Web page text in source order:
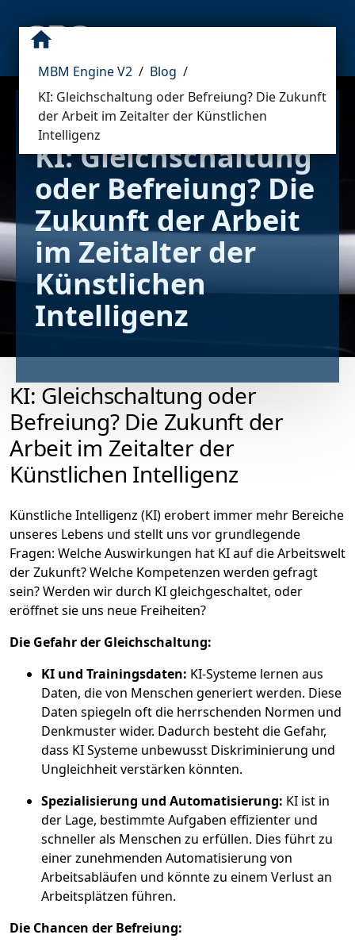
MBM Engine V2 / Blog /
KI: Gleichschaltung oder Befreiung? Die Zukunft
der Arbeit im Zeitalter der Künstlichen
Intelligenz
KI: Gleichschaltung
oder Befreiung? Die
Zukunft der Arbeit
im Zeitalter der
Künstlichen
Intelligenz
KI: Gleichschaltung oder
Befreiung? Die Zukunft der
Arbeit im Zeitalter der
Künstlichen Intelligenz
Künstliche Intelligenz (KI) erobert immer mehr Bereiche
unseres Lebens und stellt uns vor grundlegende
Fragen: Welche Auswirkungen hat KI auf die Arbeitswelt
der Zukunft? Welche Kompetenzen werden gefragt
sein? Werden wir durch KI gleichgeschaltet, oder
eröffnet sie uns neue Freiheiten?
Die Gefahr der Gleichschaltung:
KI und Trainingsdaten: KI-Systeme lernen aus
Daten, die von Menschen generiert werden. Diese
Daten spiegeln oft die herrschenden Normen und
Denkmuster wider. Dadurch besteht die Gefahr,
dass KI Systeme unbewusst Diskriminierung und
Ungleichheit verstärken könnten.
Spezialisierung und Automatisierung: KI ist in
der Lage, bestimmte Aufgaben effizienter und
schneller als Menschen zu erfüllen. Dies führt zu
einer zunehmenden Automatisierung von
Arbeitsabläufen und könnte zu einem Verlust an
Arbeitsplätzen führen.
Die Chancen der Befreiung: